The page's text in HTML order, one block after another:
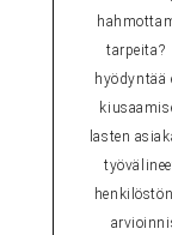
tarpeita?
hyödyntää
lasten